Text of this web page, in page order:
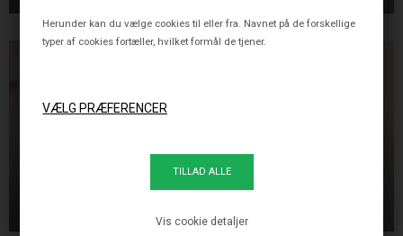
Herunder kan du vælge cookies til eller fra. Navnet på de forskellige
typer af cookies fortæller, hvilket formål de tjener.
Vis cookie detaljer
LOFTSPOT/DOWNLIGHT,
SPOT, SOLID MESSING, 120